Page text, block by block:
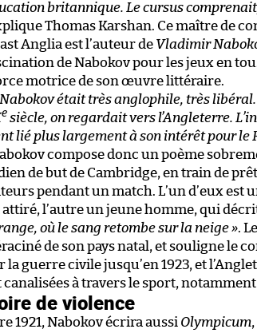
britannique. Le cursus
Thomas Karshan. Ce maître de
Anglia est l’auteur de Vladimir
de Nabokov pour les jeux en
motrice de son œuvre littéraire.
Nabokov était très anglophile, très
e siècle, on regardait vers l’Angleterre.
lié plus largement à son intérêt pour le
compose donc un poème
de but de Cambridge, en train de
pendant un match. L’un d’eux est
l’autre un jeune homme, qui
où le sang retombe sur la neige ».
de son pays natal, et souligne le
la guerre civile jusqu’en 1923, et
à travers le sport,
de violence
1921, Nabokov écrira aussi Olympicum